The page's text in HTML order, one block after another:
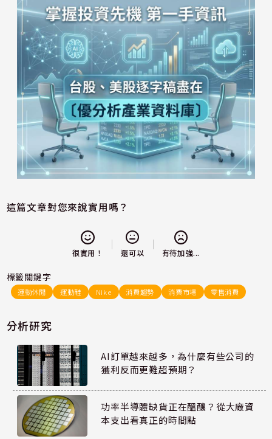
這篇文章對您來說實用嗎？
很實用！ 還可以 有待加強...
標籤關鍵字
運動休閒 運動鞋 Nike 消費趨勢 消費市場 零售消費
分析研究
AI訂單越來越多，為什麼有些公司的
獲利反而更難超預期？
功率半導體缺貨正在醞釀？從大廠資
本支出看真正的時間點